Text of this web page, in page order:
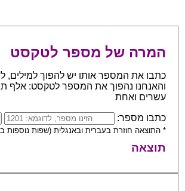
המרה של מספר לטקסט
והאנחנו נהפוך את המספר לטקסט: אלף
עשרים ואחת
כתבו מספר:
* התוצאה חוזרת בעברית ובאנגלית (שפות נוספות
תוצאה